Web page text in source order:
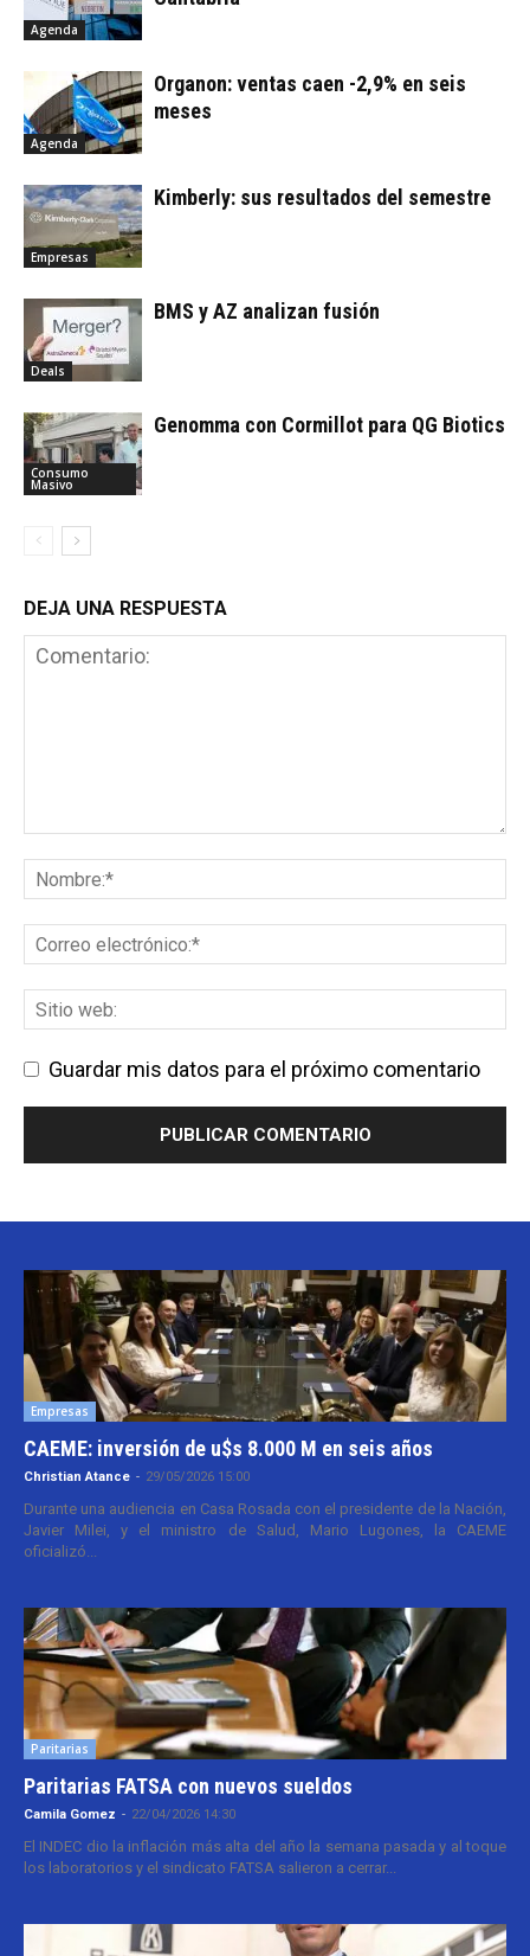
Agenda
Agenda
Organon: ventas caen -2,9% en seis
meses
Empresas
Kimberly: sus resultados del semestre
Deals
BMS y AZ analizan fusión
Consumo
Masivo
Genomma con Cormillot para QG Biotics
DEJA UNA RESPUESTA
Guardar mis datos para el próximo comentario
Empresas
CAEME: inversión de u$s 8.000 M en seis años
Christian Atance - 29/05/2026 15:00
Durante una audiencia en Casa Rosada con el presidente de la Nación,
Javier Milei, y el ministro de Salud, Mario Lugones, la CAEME
oficializó...
Paritarias
Paritarias FATSA con nuevos sueldos
Camila Gomez - 22/04/2026 14:30
El INDEC dio la inflación más alta del año la semana pasada y al toque
los laboratorios y el sindicato FATSA salieron a cerrar...